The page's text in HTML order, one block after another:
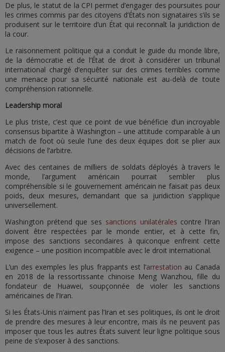
De plus, le statut de la CPI permet d’engager des poursuites pour
les crimes commis par des citoyens d’États non signataires s’ils se
produisent sur le territoire d’un État qui reconnaît la juridiction de
la cour.
Le raisonnement politique qui a conduit le guide du monde libre,
de la démocratie et de l’État de droit à considérer un tribunal
international chargé d’enquêter sur des crimes terribles comme
une menace pour sa sécurité nationale est au-delà de toute
compréhension rationnelle.
Leadership moral
Le plus triste, c’est que ce point de vue bénéficie d’un incroyable
consensus bipartite à Washington – une attitude comparable à un
match de foot où seule l’une des deux équipes doit se plier aux
décisions de l’arbitre.
Avec des centaines de milliers de soldats déployés à travers le
monde, l’argument américain pourrait sembler plus
compréhensible si le gouvernement américain ne faisait pas deux
poids, deux mesures, demandant que sa juridiction s’applique
universellement.
Washington prétend que ses sanctions unilatérales contre l’Iran
doivent être respectées par le monde entier, et à cette fin,
impose des sanctions secondaires à quiconque enfreint cette
exigence – une position incompatible avec le droit international.
L’un des exemples les plus frappants est l’arrestation au Canada
en 2018 de la ressortissante chinoise Meng Wanzhou, fille du
fondateur de Huawei, soupçonnée de violer les sanctions
américaines de l’Iran.
Si les États-Unis n’aiment pas l’Iran et ses politiques, ils ont le droit
de prendre des mesures à leur encontre, mais ils ne peuvent pas
imposer que tous les autres États suivent leur ligne politique sous
peine de s’exposer à des sanctions.